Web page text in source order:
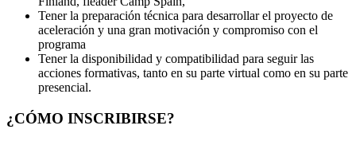
Tener la preparación técnica para desarrollar el proyecto de
aceleración y una gran motivación y compromiso con el
programa
Tener la disponibilidad y compatibilidad para seguir las
acciones formativas, tanto en su parte virtual como en su parte
presencial.
¿CÓMO INSCRIBIRSE?